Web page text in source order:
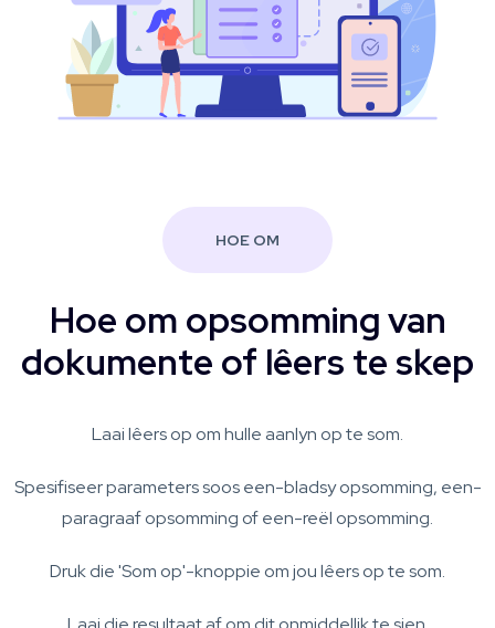
HOE OM
Hoe om opsomming van
dokumente of lêers te skep
Laai lêers op om hulle aanlyn op te som.
Spesifiseer parameters soos een-bladsy opsomming, een-
paragraaf opsomming of een-reël opsomming.
Druk die 'Som op'-knoppie om jou lêers op te som.